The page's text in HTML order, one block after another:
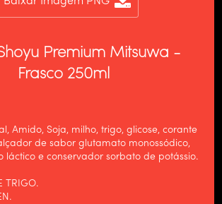
Premium Mitsuwa -
Frasco 250ml
Amido, Soja, milho, trigo, glicose, corante
de sabor glutamato monossódico,
láctico e conservador sorbato de potássio.
TRIGO.